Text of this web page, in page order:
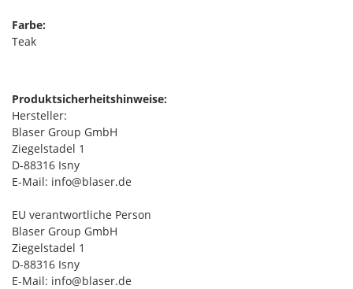
Farbe:
Teak
Produktsicherheitshinweise:
Hersteller:
Blaser Group GmbH
Ziegelstadel 1
D-88316 Isny
E-Mail: info@blaser.de
EU verantwortliche Person
Blaser Group GmbH
Ziegelstadel 1
D-88316 Isny
E-Mail: info@blaser.de